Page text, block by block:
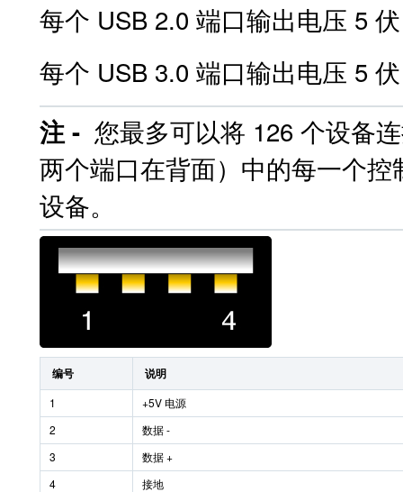
每个 USB 2.0 端口输出电压 5
每个 USB 3.0 端口输出电压 5
注 - 您最多可以将 126 个设备
两个端口在背面）中的每一个
设备。
编号 说明
1
+5V 电源
2
数据 -
3
数据 +
4
接地